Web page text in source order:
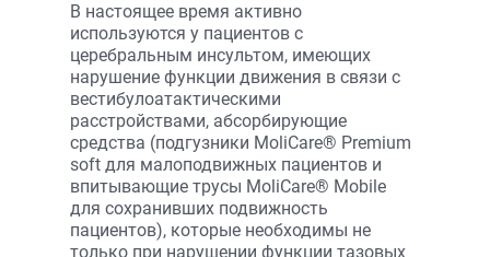
В настоящее время активно
используются у пациентов с
церебральным инсультом, имеющих
нарушение функции движения в связи с
вестибулоатактическими
расстройствами, абсорбирующие
средства (подгузники MoliCare® Premium
soft для малоподвижных пациентов и
впитывающие трусы MoliCare® Mobile
для сохранивших подвижность
пациентов), которые необходимы не
только при нарушении функции тазовых